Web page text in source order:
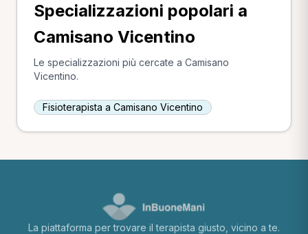
Specializzazioni popolari a
Camisano Vicentino
Le specializzazioni più cercate a Camisano
Vicentino.
Fisioterapista a Camisano Vicentino
La piattaforma per trovare il terapista giusto, vicino a te.